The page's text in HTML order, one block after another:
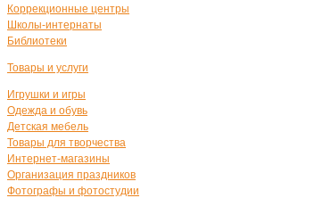
Коррекционные центры
Школы-интернаты
Библиотеки
Товары и услуги
Игрушки и игры
Одежда и обувь
Детская мебель
Товары для творчества
Интернет-магазины
Организация праздников
Фотографы и фотостудии